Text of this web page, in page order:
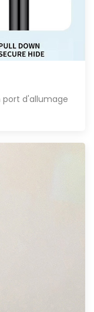
port d'allumage